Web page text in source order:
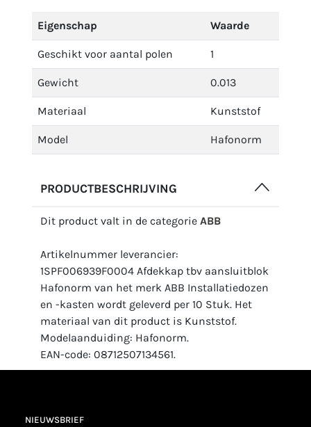
Eigenschap Waarde
Geschikt voor aantal polen 1
Gewicht 0.013
Materiaal Kunststof
Model Hafonorm
PRODUCTBESCHRIJVING
Dit product valt in de categorie ABB
Artikelnummer leverancier:
1SPF006939F0004 Afdekkap tbv aansluitblok
Hafonorm van het merk ABB Installatiedozen
en -kasten wordt geleverd per 10 Stuk. Het
materiaal van dit product is Kunststof.
Modelaanduiding: Hafonorm.
EAN-code: 08712507134561.
NIEUWSBRIEF